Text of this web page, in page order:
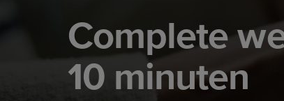
Complete
10 minuten